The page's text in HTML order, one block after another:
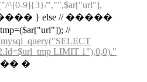
^[0-9]{3}/","",$ar["url"],
} else // �����
//
LIMIT 1"),0,0)."
�